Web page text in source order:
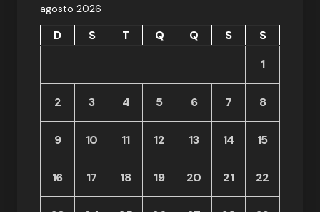
agosto 2026
D S T Q Q S
S
1
2 3 4 5 6 7 8
9 10 11 12 13 14 15
16 17 18 19 20 21 22